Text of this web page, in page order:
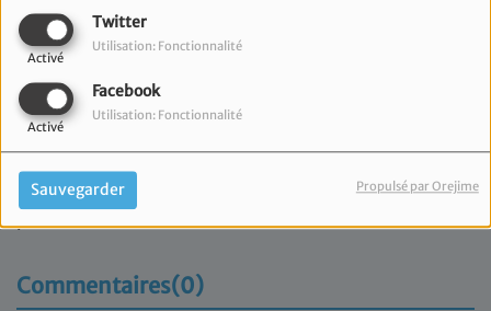
Twitter
Activé
Utilisation: Fonctionnalité
Facebook
Activé
Utilisation: Fonctionnalité
Sauvegarder Propulsé par Orejime
04 septembre 2023
Retrouvez le premier Chiour de la semaine présenté
Commentaires(0)